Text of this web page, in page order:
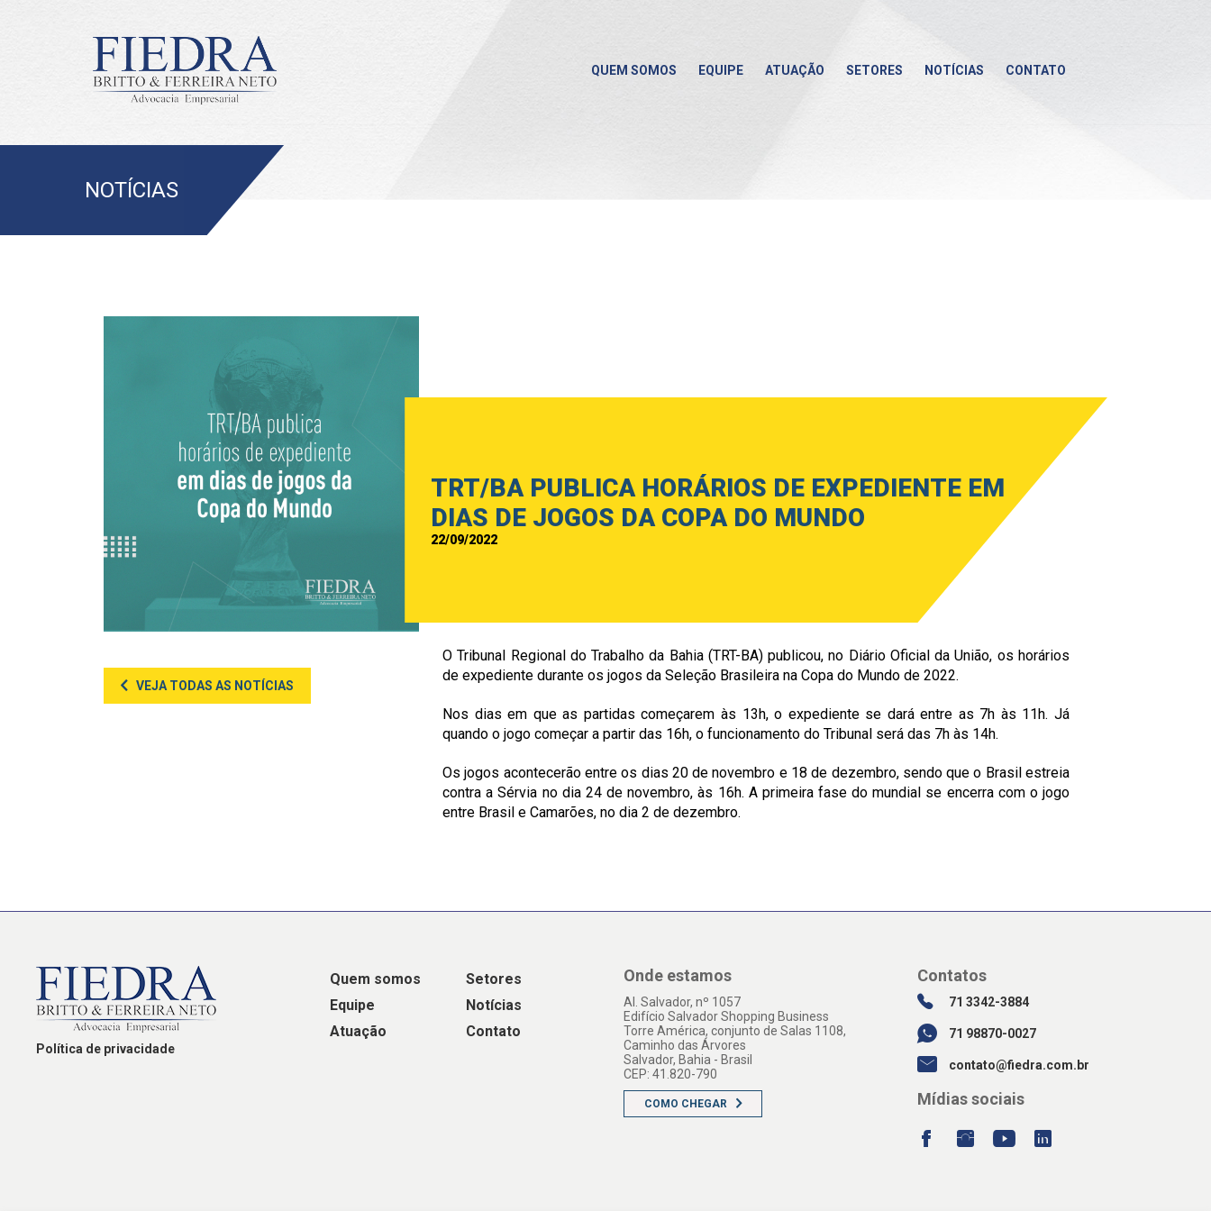
QUEM SOMOS EQUIPE ATUAÇÃO SETORES NOTÍCIAS CONTATO
NOTÍCIAS
TRT/BA PUBLICA HORÁRIOS DE EXPEDIENTE EM
DIAS DE JOGOS DA COPA DO MUNDO
22/09/2022
O Tribunal Regional do Trabalho da Bahia (TRT-BA) publicou, no Diário Oficial da União, os horários
de expediente durante os jogos da Seleção Brasileira na Copa do Mundo de 2022.
Nos dias em que as partidas começarem às 13h, o expediente se dará entre as 7h às 11h. Já
quando o jogo começar a partir das 16h, o funcionamento do Tribunal será das 7h às 14h.
Os jogos acontecerão entre os dias 20 de novembro e 18 de dezembro, sendo que o Brasil estreia
contra a Sérvia no dia 24 de novembro, às 16h. A primeira fase do mundial se encerra com o jogo
entre Brasil e Camarões, no dia 2 de dezembro.
VEJA TODAS AS NOTÍCIAS
Política de privacidade
Quem somos
Equipe
Atuação
Setores
Notícias
Contato
Onde estamos
Al. Salvador, nº 1057
Edifício Salvador Shopping Business
Torre América, conjunto de Salas 1108,
Caminho das Árvores
Salvador, Bahia - Brasil
CEP: 41.820-790
COMO CHEGAR
Contatos
71 3342-3884
71 98870-0027
contato@fiedra.com.br
Mídias sociais